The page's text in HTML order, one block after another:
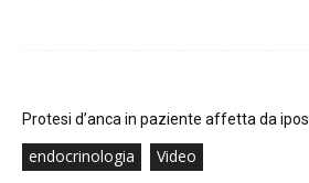
Protesi d’anca in paziente affetta da
endocrinologia Video